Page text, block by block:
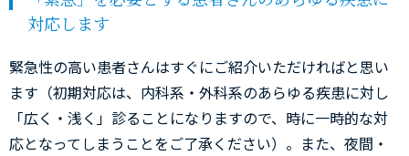
対応します
緊急性の高い患者さんはすぐにご紹介いただければと思い
ます（初期対応は、内科系・外科系のあらゆる疾患に対し
「広く・浅く」診ることになりますので、時に一時的な対
応となってしまうことをご了承ください）。また、夜間・